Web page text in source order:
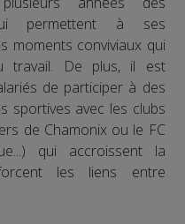
permettent à ses
moments conviviaux qui
travail. De plus, il est
de participer à des
sportives avec les clubs
de Chamonix ou le FC
qui accroissent la
les liens entre